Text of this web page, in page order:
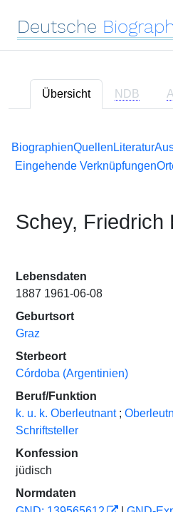
Deutsche
Übersicht NDB
BiographienQuellen Literatur
Eingehende Verknüpfungen
Schey, Friedrich
Lebensdaten
1887 1961-06-08
Geburtsort
Graz
Sterbeort
Córdoba (Argentinien)
Beruf/Funktion
k. u. k. Oberleutnant ;
Schriftsteller
Konfession
jüdisch
Normdaten